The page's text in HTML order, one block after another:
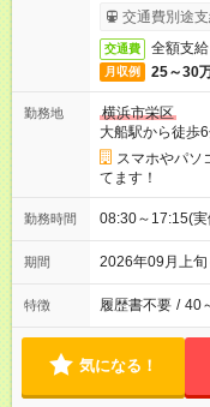
交通費別途支
交通費 全額支給
月収例 25～30
勤務地
横浜市栄区
大船駅から徒歩
スマホやパソ
てます！
勤務時間 08:30～17:15(
期間 2026年09月上
特徴 履歴書不要 / 40
気になる！